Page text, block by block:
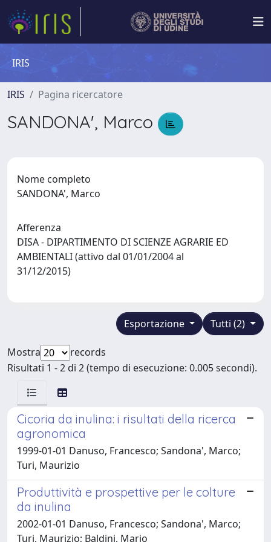
IRIS
IRIS Pagina ricercatore
SANDONA', Marco
Nome completo
SANDONA', Marco
Afferenza
DISA - DIPARTIMENTO DI SCIENZE AGRARIE ED
AMBIENTALI (attivo dal 01/01/2004 al
31/12/2015)
Tutti (2)
Esportazione
Mostra
records
Risultati 1 - 2 di 2 (tempo di esecuzione: 0.005 secondi).
Cicoria da inulina: i risultati della ricerca
agronomica
1999-01-01 Danuso, Francesco; Sandona', Marco;
Turi, Maurizio
Produttività e prospettive per le colture
da inulina
2002-01-01 Danuso, Francesco; Sandona', Marco;
Turi, Maurizio; Baldini, Mario